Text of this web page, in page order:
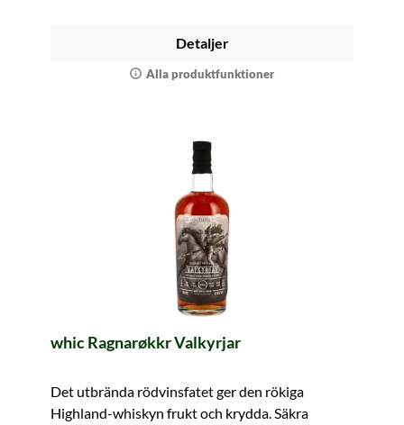
Detaljer
Alla produktfunktioner
whic Ragnarøkkr Valkyrjar
Det utbrända rödvinsfatet ger den rökiga
Highland-whiskyn frukt och krydda. Säkra